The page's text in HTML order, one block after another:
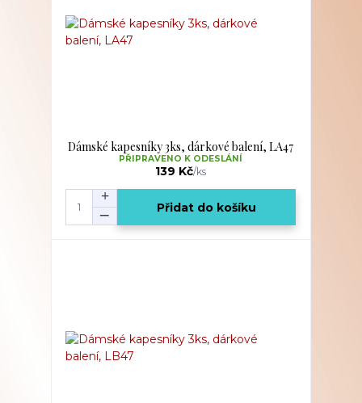
Dámské kapesníky 3ks, dárkové balení, LA47
139 Kč/ks
PŘIPRAVENO K ODESLÁNÍ
Přidat do košíku